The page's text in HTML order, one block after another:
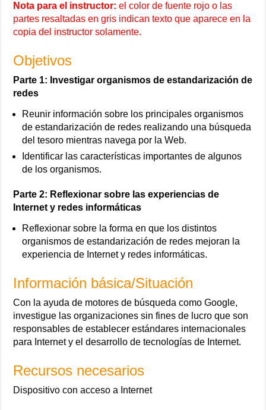
Nota para el instructor: el color de fuente rojo o las
partes resaltadas en gris indican texto que aparece en la
copia del instructor solamente.
Objetivos
Parte 1: Investigar organismos de estandarización de
redes
Reunir información sobre los principales organismos
de estandarización de redes realizando una búsqueda
del tesoro mientras navega por la Web.
Identificar las características importantes de algunos
de los organismos.
Parte 2: Reflexionar sobre las experiencias de
Internet y redes informáticas
Reflexionar sobre la forma en que los distintos
organismos de estandarización de redes mejoran la
experiencia de Internet y redes informáticas.
Información básica/Situación
Con la ayuda de motores de búsqueda como Google,
investigue las organizaciones sin fines de lucro que son
responsables de establecer estándares internacionales
para Internet y el desarrollo de tecnologías de Internet.
Recursos necesarios
Dispositivo con acceso a Internet